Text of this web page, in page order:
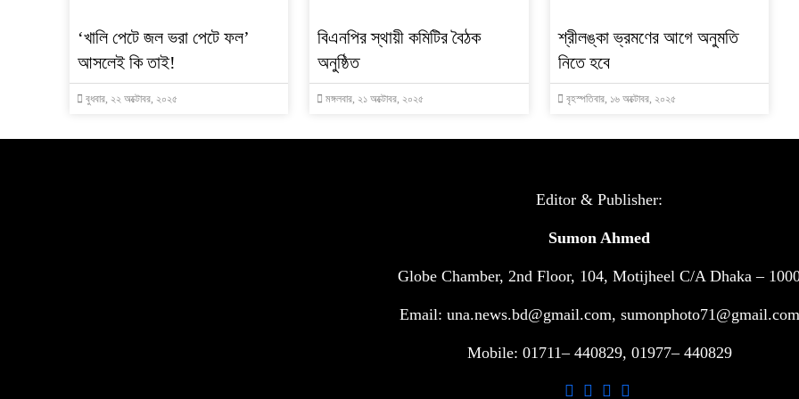
‘খালি পেটে জল ভরা পেটে ফল’
আসলেই কি তাই!
বুধবার, ২২ অক্টোবর, ২০২৫
বিএনপির স্থায়ী কমিটির বৈঠক
অনুষ্ঠিত
মঙ্গলবার, ২১ অক্টোবর, ২০২৫
শ্রীলঙ্কা ভ্রমণের আগে অনুমতি
নিতে হবে
বৃহস্পতিবার, ১৬ অক্টোবর, ২০২৫
Editor & Publisher:
Sumon Ahmed
Globe Chamber, 2nd Floor, 104, Motijheel C/A Dhaka –
Email: una.news.bd@gmail.com, sumonphoto71@gmail.com
Mobile: 01711– 440829, 01977– 440829